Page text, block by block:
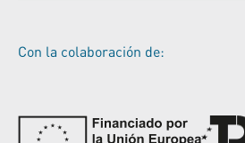
Con la colaboración de: